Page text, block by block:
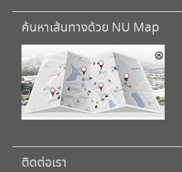
ค้นหาเส้นทางด้วย NU Map
ติดต่อเรา